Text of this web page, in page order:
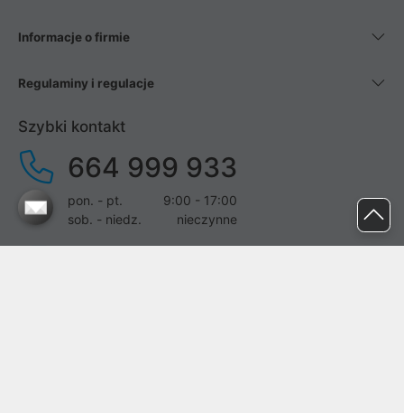
Informacje o firmie
Regulaminy i regulacje
Szybki kontakt
664 999 933
pon. - pt.
9:00 - 17:00
sob. - niedz.
nieczynne